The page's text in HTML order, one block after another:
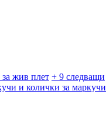
жив плет + 9 следващи
и колички за маркучи